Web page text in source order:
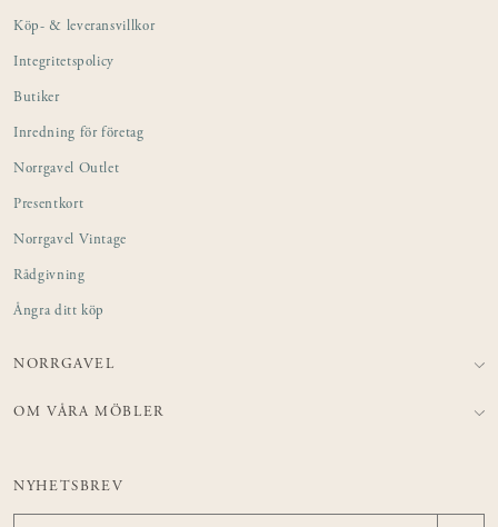
Köp- & leveransvillkor
Integritetspolicy
Butiker
Inredning för företag
Norrgavel Outlet
Presentkort
Norrgavel Vintage
Rådgivning
Ångra ditt köp
NORRGAVEL
OM VÅRA MÖBLER
NYHETSBREV